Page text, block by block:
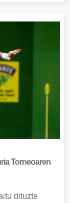
Torneoaren
dituzte